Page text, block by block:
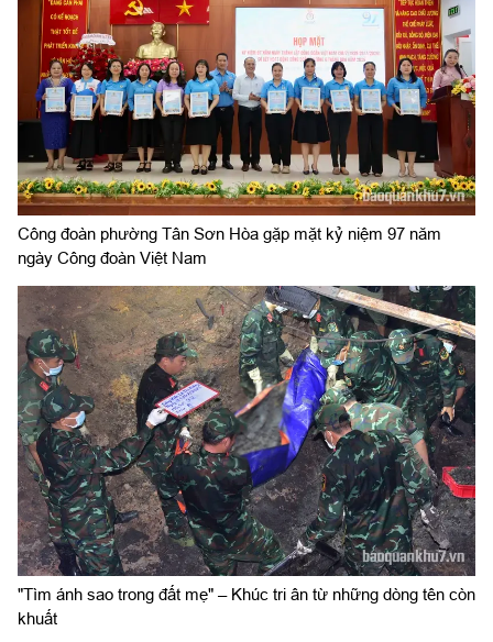
Công đoàn phường Tân Sơn Hòa gặp mặt kỷ niệm 97 năm
ngày Công đoàn Việt Nam
"Tìm ánh sao trong đất mẹ" – Khúc tri ân từ những dòng tên còn
khuất